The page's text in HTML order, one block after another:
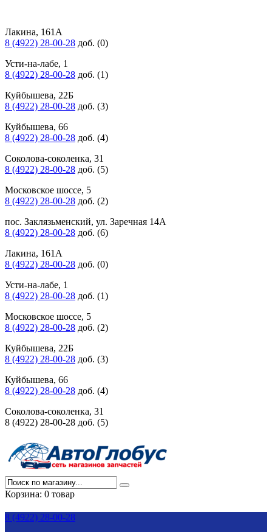
Лакина, 161А
8 (4922) 28-00-28 доб. (0)
Усти-на-лабе, 1
8 (4922) 28-00-28 доб. (1)
Куйбышева, 22Б
8 (4922) 28-00-28 доб. (3)
Куйбышева, 66
8 (4922) 28-00-28 доб. (4)
Соколова-соколенка, 31
8 (4922) 28-00-28 доб. (5)
Московское шоссе, 5
8 (4922) 28-00-28 доб. (2)
пос. Заклязьменский, ул. Заречная 14А
8 (4922) 28-00-28 доб. (6)
Лакина, 161А
8 (4922) 28-00-28 доб. (0)
Усти-на-лабе, 1
8 (4922) 28-00-28 доб. (1)
Московское шоссе, 5
8 (4922) 28-00-28 доб. (2)
Куйбышева, 22Б
8 (4922) 28-00-28 доб. (3)
Куйбышева, 66
8 (4922) 28-00-28 доб. (4)
Соколова-соколенка, 31
8 (4922) 28-00-28 доб. (5)
Корзина: 0 товар
8 (4922) 28-00-28